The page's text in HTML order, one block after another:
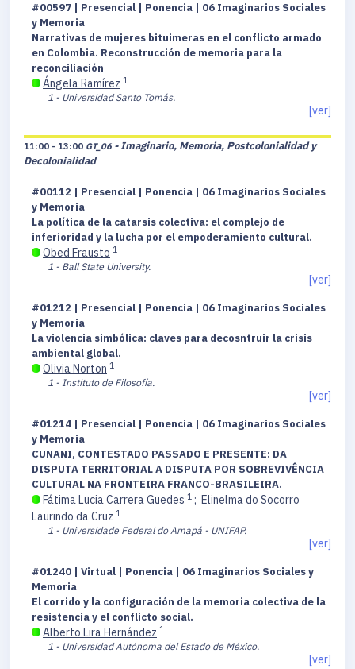
#00597 | Presencial | Ponencia | 06 Imaginarios Sociales
y Memoria
Narrativas de mujeres bituimeras en el conflicto armado
en Colombia. Reconstrucción de memoria para la
reconciliación
Ángela Ramírez 1
1 - Universidad Santo Tomás.
[ver]
11:00 - 13:00 GT_06 - Imaginario, Memoria, Postcolonialidad y
Decolonialidad
#00112 | Presencial | Ponencia | 06 Imaginarios Sociales
y Memoria
La política de la catarsis colectiva: el complejo de
inferioridad y la lucha por el empoderamiento cultural.
Obed Frausto 1
1 - Ball State University.
[ver]
#01212 | Presencial | Ponencia | 06 Imaginarios Sociales
y Memoria
La violencia simbólica: claves para decosntruir la crisis
ambiental global.
Olivia Norton 1
1 - Instituto de Filosofía.
[ver]
#01214 | Presencial | Ponencia | 06 Imaginarios Sociales
y Memoria
CUNANI, CONTESTADO PASSADO E PRESENTE: DA
DISPUTA TERRITORIAL A DISPUTA POR SOBREVIVÊNCIA
CULTURAL NA FRONTEIRA FRANCO-BRASILEIRA.
Fátima Lucia Carrera Guedes 1 ; Elinelma do Socorro
Laurindo da Cruz 1
1 - Universidade Federal do Amapá - UNIFAP.
[ver]
#01240 | Virtual | Ponencia | 06 Imaginarios Sociales y
Memoria
El corrido y la configuración de la memoria colectiva de la
resistencia y el conflicto social.
Alberto Lira Hernández 1
1 - Universidad Autónoma del Estado de México.
[ver]